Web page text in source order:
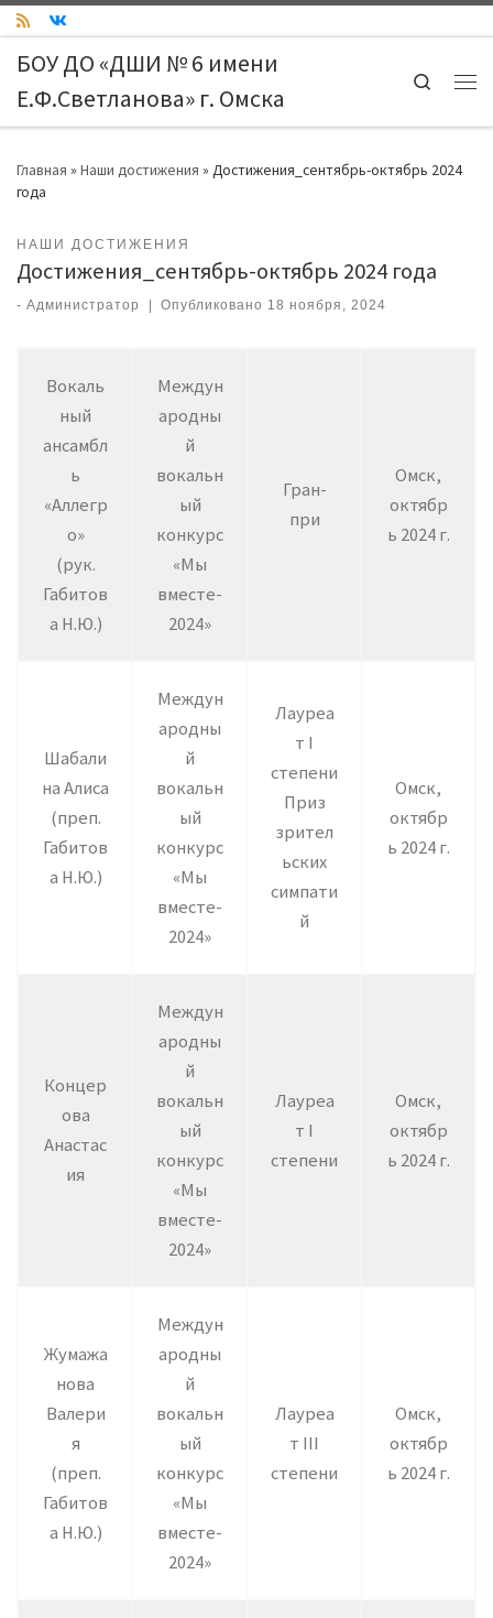
Skip to content
БОУ ДО «ДШИ № 6 имени
Е.Ф.Светланова» г. Омска
Search
Главная » Наши достижения » Достижения_сентябрь-октябрь 2024
года
НАШИ ДОСТИЖЕНИЯ
Достижения_сентябрь-октябрь 2024 года
- Администратор | Опубликовано 18 ноября, 2024
Вокаль
ный
ансамбл
ь
«Аллегр
о»
(рук.
Габитов
а Н.Ю.)
Междун
ародны
й
вокальн
ый
конкурс
«Мы
вместе-
2024»
Гран-
при
Омск,
октябр
ь 2024 г.
Шабали
на Алиса
(преп.
Габитов
а Н.Ю.)
Междун
ародны
й
вокальн
ый
конкурс
«Мы
вместе-
2024»
Лауреа
т I
степени
Приз
зрител
ьских
симпати
й
Омск,
октябр
ь 2024 г.
Концер
ова
Анастас
ия
Междун
ародны
й
вокальн
ый
конкурс
«Мы
вместе-
2024»
Лауреа
т I
степени
Омск,
октябр
ь 2024 г.
Жумажа
нова
Валери
я
(преп.
Габитов
а Н.Ю.)
Междун
ародны
й
вокальн
ый
конкурс
«Мы
вместе-
2024»
Лауреа
т III
степени
Омск,
октябр
ь 2024 г.